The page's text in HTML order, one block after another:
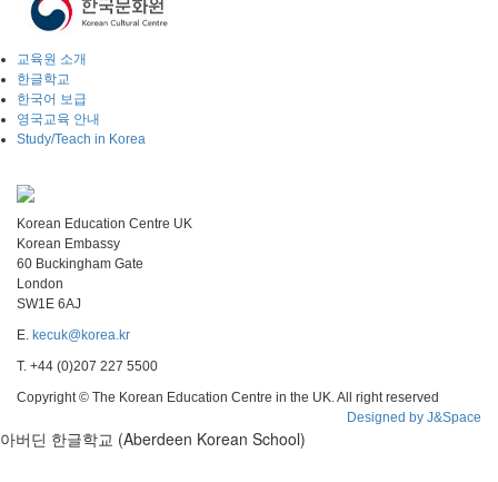
교육원 소개
한글학교
한국어 보급
영국교육 안내
Study/Teach in Korea
Korean Education Centre UK
Korean Embassy
60 Buckingham Gate
London
SW1E 6AJ
E. kecuk@korea.kr
T. +44 (0)207 227 5500
Copyright © The Korean Education Centre in the UK. All right reserved
Designed by J&Space
아버딘 한글학교 (Aberdeen Korean School)